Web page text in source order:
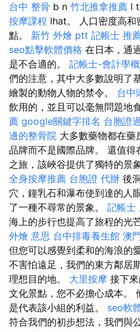
台中 整骨 b n 竹北推拿推薦 l
按摩課程 lhat。 人口密度高和
點。 新竹 外燴 ptt 記帳士 推
seo點擊軟體價格 在日本，通
是不合適的。 記帳士-會計學
們的注意，其中大多數說明了
繪製的動物人物的禁令。 台中
飲用的，並且可以毫無問題地
薦 google關鍵字排名 台胞證
邊的整骨院 大多數藥物都在藥
品牌而不是國際品牌。 還值
之旅，該峽谷提供了獨特的景
全身按摩推薦 台胞證 代辦 後
穴，鐘乳石和瀑布使到達的人
了一種不尋常的景象。 記帳士
海上的步行也提高了旅程的光
外燴 意思 台中排毒養生館 澳
但您可以感覺到柔和的海浪的
不害怕遠足，我們的東方鄰居
理想目的地。 大里按摩 接下
文化景點，您不必擔心成本。
是代表該小組的利益。 seo軟
符合我們的初步想法，我們與